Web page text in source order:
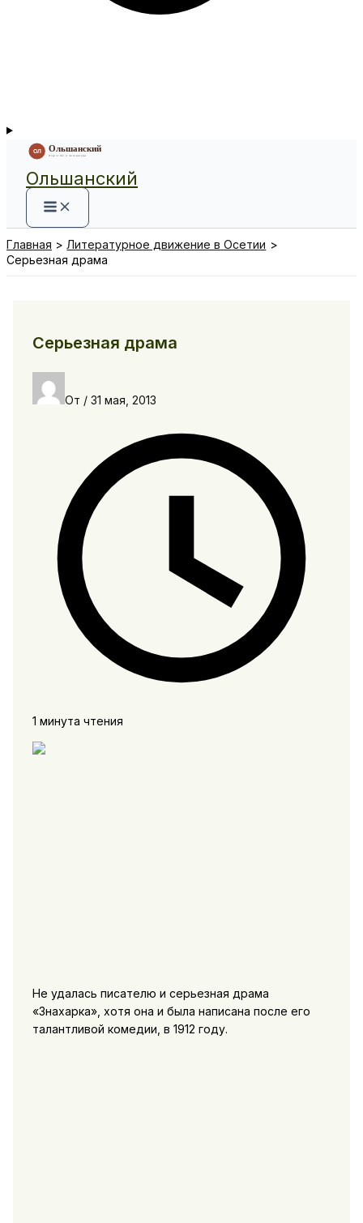
Ольшанский
Главная
Литературное движение в Осетии
Серьезная драма
Серьезная драма
От / 31 мая, 2013
1 минута чтения
Не удалась писателю и серьезная драма
«Знахарка», хотя она и была написана после его
талантливой комедии, в 1912 году.